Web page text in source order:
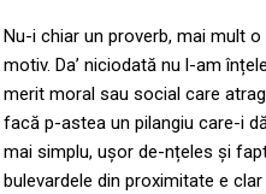
Nu-i chiar un proverb, mai mult
motiv. Da’ niciodată nu l-am
merit moral sau social care
facă p-astea un pilangiu care-i
mai simplu, ușor de-nțeles și
bulevardele din proximitate e